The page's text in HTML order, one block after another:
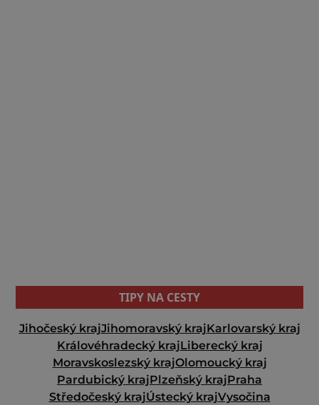
TIPY NA CESTY
Jihočeský krajJihomoravský krajKarlovarský kraj
Královéhradecký krajLiberecký kraj
Moravskoslezský krajOlomoucký kraj
Pardubický krajPlzeňský krajPraha
Středočeský krajÚstecký krajVysočina